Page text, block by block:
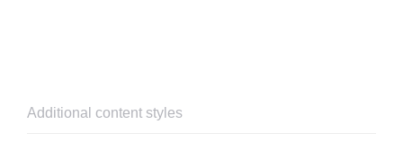
Additional content styles